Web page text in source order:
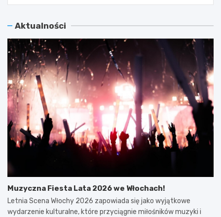
Aktualności
Muzyczna Fiesta Lata 2026 we Włochach!
Letnia Scena Włochy 2026 zapowiada się jako wyjątkowe
wydarzenie kulturalne, które przyciągnie miłośników muzyki i